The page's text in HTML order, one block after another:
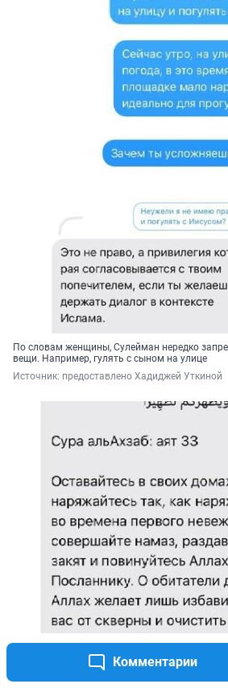
Комментарии
По словам женщины, Сулейман нередко
вещи. Например, гулять с сыном на улице
Источник: предоставлено Хадиджей Уткиной